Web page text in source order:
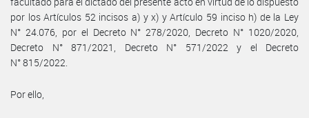
por los Artículos 52 incisos a) y x) y Artículo 59 inciso h) de la Ley
N° 24.076, por el Decreto N° 278/2020, Decreto N° 1020/2020,
Decreto N° 871/2021, Decreto N° 571/2022 y el Decreto
N° 815/2022.
Por ello,